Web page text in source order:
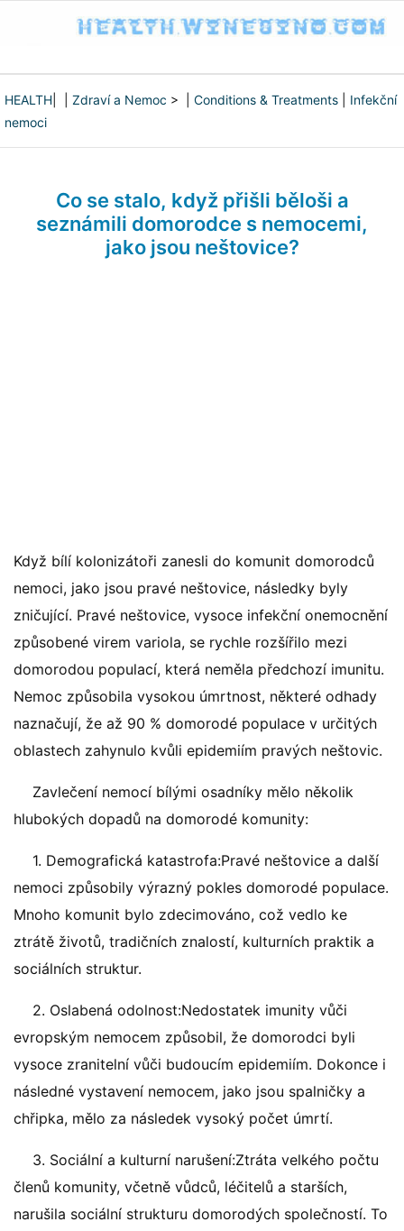
HEALTH Zdraví a Nemoc > | Conditions & Treatments
Infekční
nemoci
Co se stalo, když přišli běloši a
seznámili domorodce s nemocemi,
jako jsou neštovice?
Když bílí kolonizátoři zanesli do komunit domorodců
nemoci, jako jsou pravé neštovice, následky byly
zničující. Pravé neštovice, vysoce infekční onemocnění
způsobené virem variola, se rychle rozšířilo mezi
domorodou populací, která neměla předchozí imunitu.
Nemoc způsobila vysokou úmrtnost, některé odhady
naznačují, že až 90 % domorodé populace v určitých
oblastech zahynulo kvůli epidemiím pravých neštovic.
Zavlečení nemocí bílými osadníky mělo několik
hlubokých dopadů na domorodé komunity:
1. Demografická katastrofa:Pravé neštovice a další
nemoci způsobily výrazný pokles domorodé populace.
Mnoho komunit bylo zdecimováno, což vedlo ke
ztrátě životů, tradičních znalostí, kulturních praktik a
sociálních struktur.
2. Oslabená odolnost:Nedostatek imunity vůči
evropským nemocem způsobil, že domorodci byli
vysoce zranitelní vůči budoucím epidemiím. Dokonce i
následné vystavení nemocem, jako jsou spalničky a
chřipka, mělo za následek vysoký počet úmrtí.
3. Sociální a kulturní narušení:Ztráta velkého počtu
členů komunity, včetně vůdců, léčitelů a starších,
narušila sociální strukturu domorodých společností. To